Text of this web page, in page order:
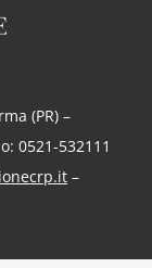
(PR) –
0521-532111
–